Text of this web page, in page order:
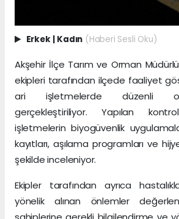
Erkek | Kadın (Haberi Sesli Oku)
Akşehir İlçe Tarım ve Orman
ekipleri tarafından ilçede faaliyet
ari işletmelerde düzenli
gerçekleştiriliyor. Yapılan
işletmelerin biyogüvenlik
kayıtları, aşılama programları ve
şekilde inceleniyor.
Ekipler tarafından ayrıca
yönelik alınan önlemler